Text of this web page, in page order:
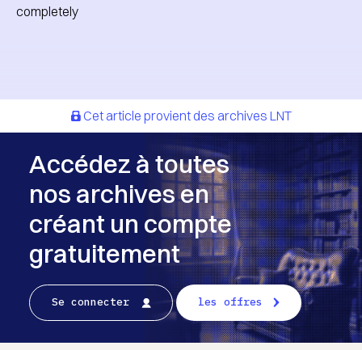
completely
Cet article provient des archives LNT
Accédez à toutes
nos archives en
créant un compte
gratuitement
Se connecter les offres